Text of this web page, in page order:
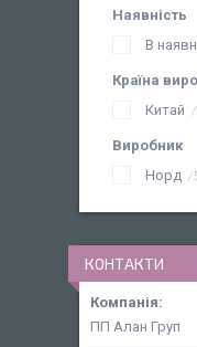
Наявність
В
Країна
Китай
Виробник
Норд
КОНТАКТИ
ПП Алан Груп